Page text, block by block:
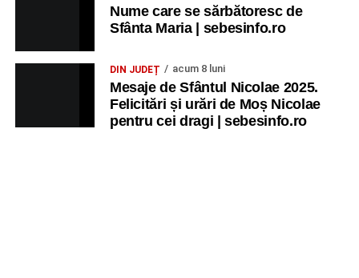
JOI, 27 AUGUST 2026
Grădina Muzeului Municipal „Ioan
Raica” Sebeș
Sărbătoarea Seniorilor
– festivitatea de
Nume care se sărbătoresc de
Sfânta Maria | sebesinfo.ro
DIN JUDEȚ acum 8 luni
Mesaje de Sfântul Nicolae 2025.
Felicitări și urări de Moș Nicolae
pentru cei dragi | sebesinfo.ro